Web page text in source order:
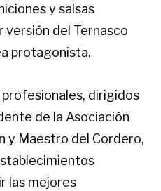
y salsas
versión del Ternasco
protagonista.
profesionales, dirigidos
de la Asociación
y Maestro del Cordero,
las mejores